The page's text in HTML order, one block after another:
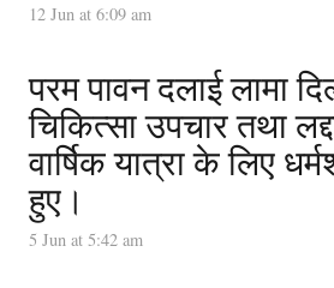
12 Jun at 6:09 am
परम पावन दलाई लामा
चिकित्सा उपचार तथा
वार्षिक यात्रा के लिए
हुए।
5 Jun at 5:42 am